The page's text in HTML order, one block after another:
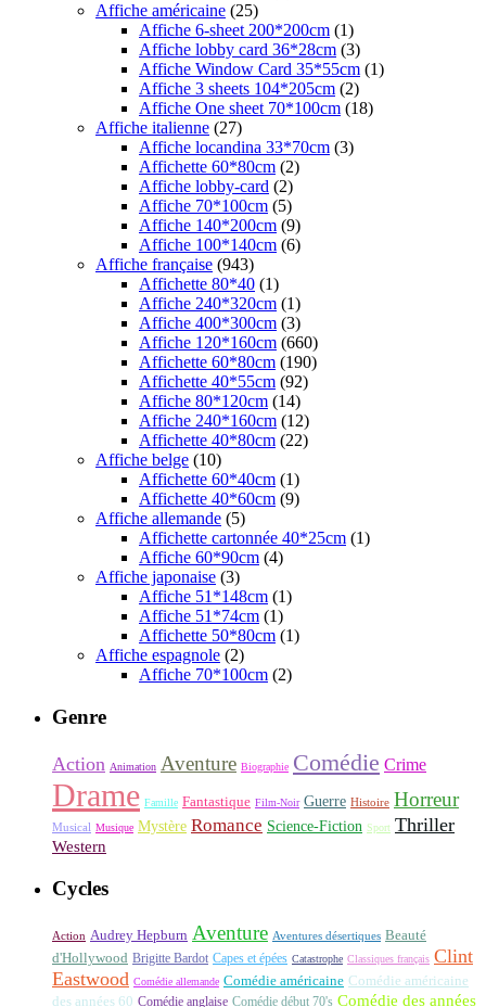
Affiche américaine (25)
Affiche 6-sheet 200*200cm (1)
Affiche lobby card 36*28cm (3)
Affiche Window Card 35*55cm (1)
Affiche 3 sheets 104*205cm (2)
Affiche One sheet 70*100cm (18)
Affiche italienne (27)
Affiche locandina 33*70cm (3)
Affichette 60*80cm (2)
Affiche lobby-card (2)
Affiche 70*100cm (5)
Affiche 140*200cm (9)
Affiche 100*140cm (6)
Affiche française (943)
Affichette 80*40 (1)
Affiche 240*320cm (1)
Affiche 400*300cm (3)
Affiche 120*160cm (660)
Affichette 60*80cm (190)
Affichette 40*55cm (92)
Affiche 80*120cm (14)
Affiche 240*160cm (12)
Affichette 40*80cm (22)
Affiche belge (10)
Affichette 60*40cm (1)
Affichette 40*60cm (9)
Affiche allemande (5)
Affichette cartonnée 40*25cm (1)
Affiche 60*90cm (4)
Affiche japonaise (3)
Affiche 51*148cm (1)
Affiche 51*74cm (1)
Affichette 50*80cm (1)
Affiche espagnole (2)
Affiche 70*100cm (2)
Genre
Action Animation Aventure Biographie Comédie Crime
Drame Famille Fantastique Film-Noir Guerre Histoire Horreur
Musical Musique Mystère Romance Science-Fiction Sport Thriller
Western
Cycles
Action Audrey Hepburn Aventure Aventures désertiques Beauté
d'Hollywood Brigitte Bardot Capes et épées Catastrophe Classiques français Clint
Eastwood Comédie allemande Comédie américaine Comédie américaine
des années 60 Comédie anglaise Comédie début 70's Comédie des années